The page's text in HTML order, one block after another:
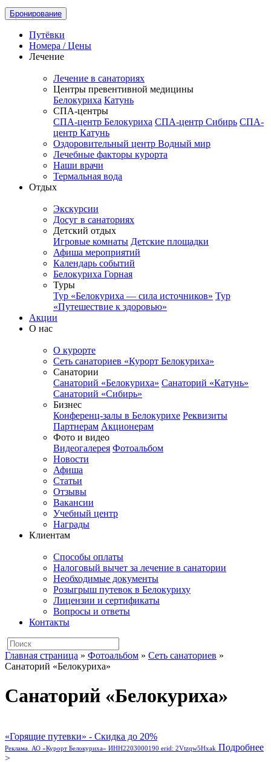
Бронирование
Путёвки
Номера / Цены
Лечение
Лечение в санаториях
Центры превентивной медицины
Белокуриха Катунь
СПА-центры
СПА-центр Белокуриха СПА-центр Сибирь СПА-
центр Катунь
Оздоровительный центр Водный мир
Лечебные факторы курорта
Наши врачи
Термальная вода
Отдых
Экскурсии
Досуг в санаториях
Детский отдых
Игровые комнаты Детские площадки
Афиша мероприятий
Календарь событий
Белокуриха Горная
Туры
Тур «Белокуриха — сила источников» Тур
«Путешествие к здоровью»
Акции
О нас
О курорте
Сеть санаториев «Курорт Белокуриха»
Санатории
Санаторий «Белокуриха» Санаторий «Катунь»
Санаторий «Сибирь»
Бизнес
Конференц-залы в Белокурихе Реквизиты
Партнерам Акционерам
Фото и видео
Видеогалерея Фотоальбом
Новости
Афиша
Статьи
Отзывы
Вакансии
Учебный центр
Награды
Клиентам
Способы оплаты
Налоговый вычет за лечение в санатории
Необходимые документы
Розыгрыш путевок в Белокуриху
Лицензии и сертификаты
Вопросы и ответы
Контакты
Главная страница » Фотоальбом » Сеть санаториев »
Санаторий «Белокуриха»
Санаторий «Белокуриха»
«Горящие путевки» - Скидка до 20%
Реклама. АО «Курорт Белокуриха» ИНН2203000190 erid: 2Vtzqw5Hxak Подробнее
>